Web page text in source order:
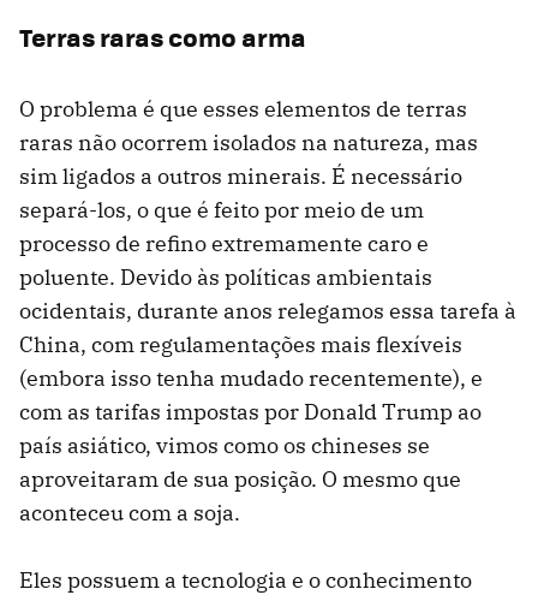
Terras raras como arma
O problema é que esses elementos de terras
raras não ocorrem isolados na natureza, mas
sim ligados a outros minerais. É necessário
separá-los, o que é feito por meio de um
processo de refino extremamente caro e
poluente. Devido às políticas ambientais
ocidentais, durante anos relegamos essa tarefa à
China, com regulamentações mais flexíveis
(embora isso tenha mudado recentemente), e
com as tarifas impostas por Donald Trump ao
país asiático, vimos como os chineses se
aproveitaram de sua posição. O mesmo que
aconteceu com a soja.
Eles possuem a tecnologia e o conhecimento